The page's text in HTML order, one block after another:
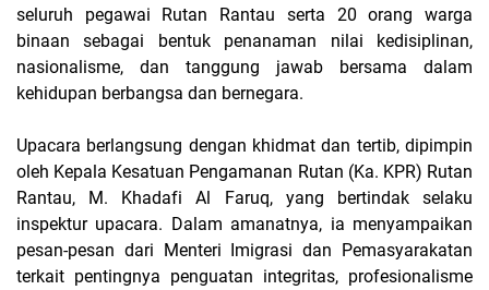
seluruh pegawai Rutan Rantau serta 20 orang warga
binaan sebagai bentuk penanaman nilai kedisiplinan,
nasionalisme, dan tanggung jawab bersama dalam
kehidupan berbangsa dan bernegara.
Upacara berlangsung dengan khidmat dan tertib, dipimpin
oleh Kepala Kesatuan Pengamanan Rutan (Ka. KPR) Rutan
Rantau, M. Khadafi Al Faruq, yang bertindak selaku
inspektur upacara. Dalam amanatnya, ia menyampaikan
pesan-pesan dari Menteri Imigrasi dan Pemasyarakatan
terkait pentingnya penguatan integritas, profesionalisme